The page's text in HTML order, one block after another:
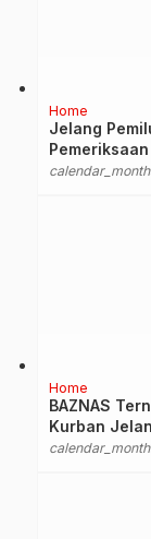
Home
Jelang
calendar_month
Home
BAZNAS
Kurban
calendar_month